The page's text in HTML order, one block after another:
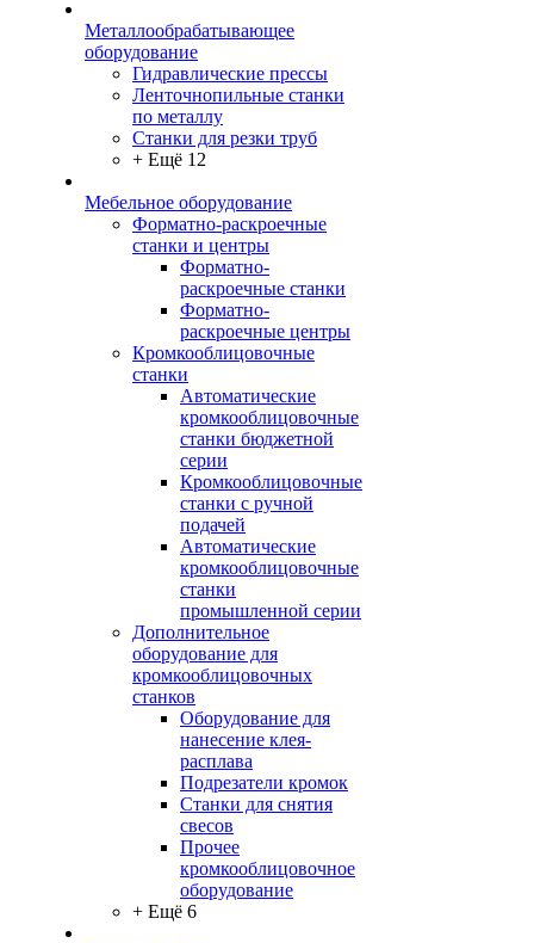
Металлообрабатывающее
оборудование
Гидравлические прессы
Ленточнопильные станки
по металлу
Станки для резки труб
+ Ещё 12
Мебельное оборудование
Форматно-раскроечные
станки и центры
Форматно-
раскроечные станки
Форматно-
раскроечные центры
Кромкооблицовочные
станки
Автоматические
кромкооблицовочные
станки бюджетной
серии
Кромкооблицовочные
станки с ручной
подачей
Автоматические
кромкооблицовочные
станки
промышленной серии
Дополнительное
оборудование для
кромкооблицовочных
станков
Оборудование для
нанесение клея-
расплава
Подрезатели кромок
Станки для снятия
свесов
Прочее
кромкооблицовочное
оборудование
+ Ещё 6